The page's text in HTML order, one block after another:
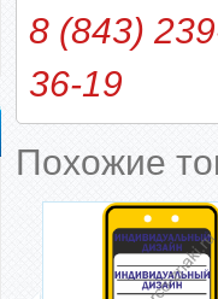
8 (843)
36-19
Похожие